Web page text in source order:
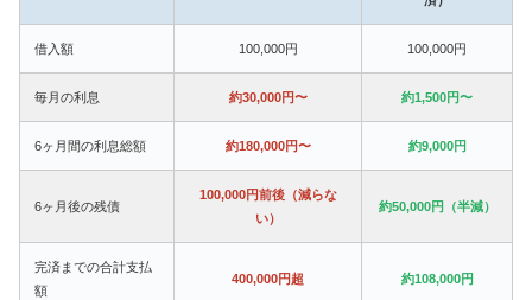
借入額 100,000円 100,000円
毎月の利息 約30,000円〜 約1,500円〜
6ヶ月間の利息総額 約180,000円〜 約9,000円
6ヶ月後の残債
100,000円前後（減らな
い）
約50,000円（半減）
完済までの合計支払
額
400,000円超 約108,000円